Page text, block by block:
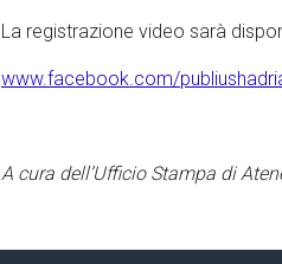
La registrazione video sarà
www.facebook.com/
A cura dell’Ufficio Stampa di